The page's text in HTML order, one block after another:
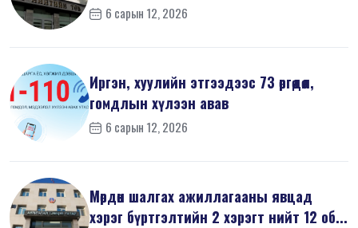
6 сарын 12, 2026
Иргэн, хуулийн этгээдээс 73 өргөдөл,
гомдлын хүлээн авав
6 сарын 12, 2026
Мөрдөн шалгах ажиллагааны явцад
хэрэг бүртгэлтийн 2 хэрэгт нийт 12 об...